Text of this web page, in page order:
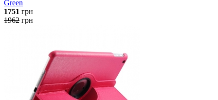
Green
1751 грн
1962 грн